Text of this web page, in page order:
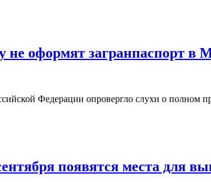
не оформят загранпаспорт
Федерации опровергло слухи о
появятся места для